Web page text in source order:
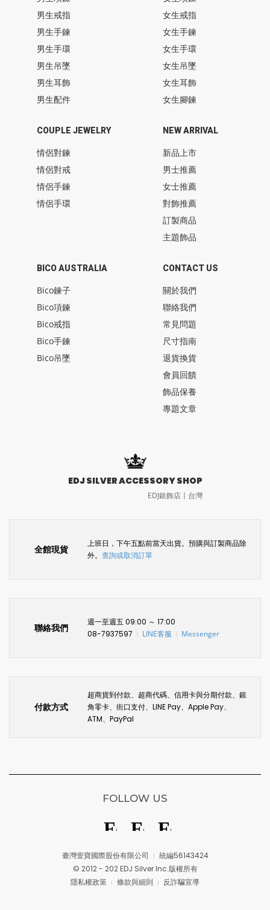
男生戒指
男生手鍊
男生手環
男生吊墜
男生耳飾
男生配件
女生戒指
女生手鍊
女生手環
女生吊墜
女生耳飾
女生腳鍊
COUPLE JEWELRY
情侶對鍊
情侶對戒
情侶手鍊
情侶手環
BICO AUSTRALIA
Bico鍊子
Bico項鍊
Bico戒指
Bico手鍊
Bico吊墜
NEW ARRIVAL
新品上市
男士推薦
女士推薦
對飾推薦
訂製商品
主題飾品
CONTACT US
關於我們
聯絡我們
常見問題
尺寸指南
退貨換貨
會員回饋
飾品保養
專題文章
EDJ SILVER ACCESSORY SHOP
EDJ銀飾店〡台灣
全館現貨
上班日，下午五點前當天出貨。預購與訂製商品除
外。 查詢或取消訂單
聯絡我們
週一至週五 09:00 ～ 17:00
08-7937597
LINE客服 Messenger
付款方式
超商貨到付款、超商代碼、信用卡與分期付款、銀
角零卡、街口支付、LINE Pay、Apple Pay、
ATM、PayPal
臺灣壹寶國際股份有限公司
統編56143424
© 2012 - 202 EDJ Silver Inc.版權所有
隱私權政策
條款與細則 反詐騙宣導
FOLLOW US